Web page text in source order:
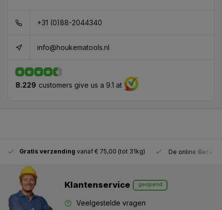
+31 (0)88-2044340
info@houkematools.nl
8.229 customers give us a 9.1 at
Gratis verzending vanaf € 75,00 (tot 31kg) De online
Klantenservice geopend
Veelgestelde vragen